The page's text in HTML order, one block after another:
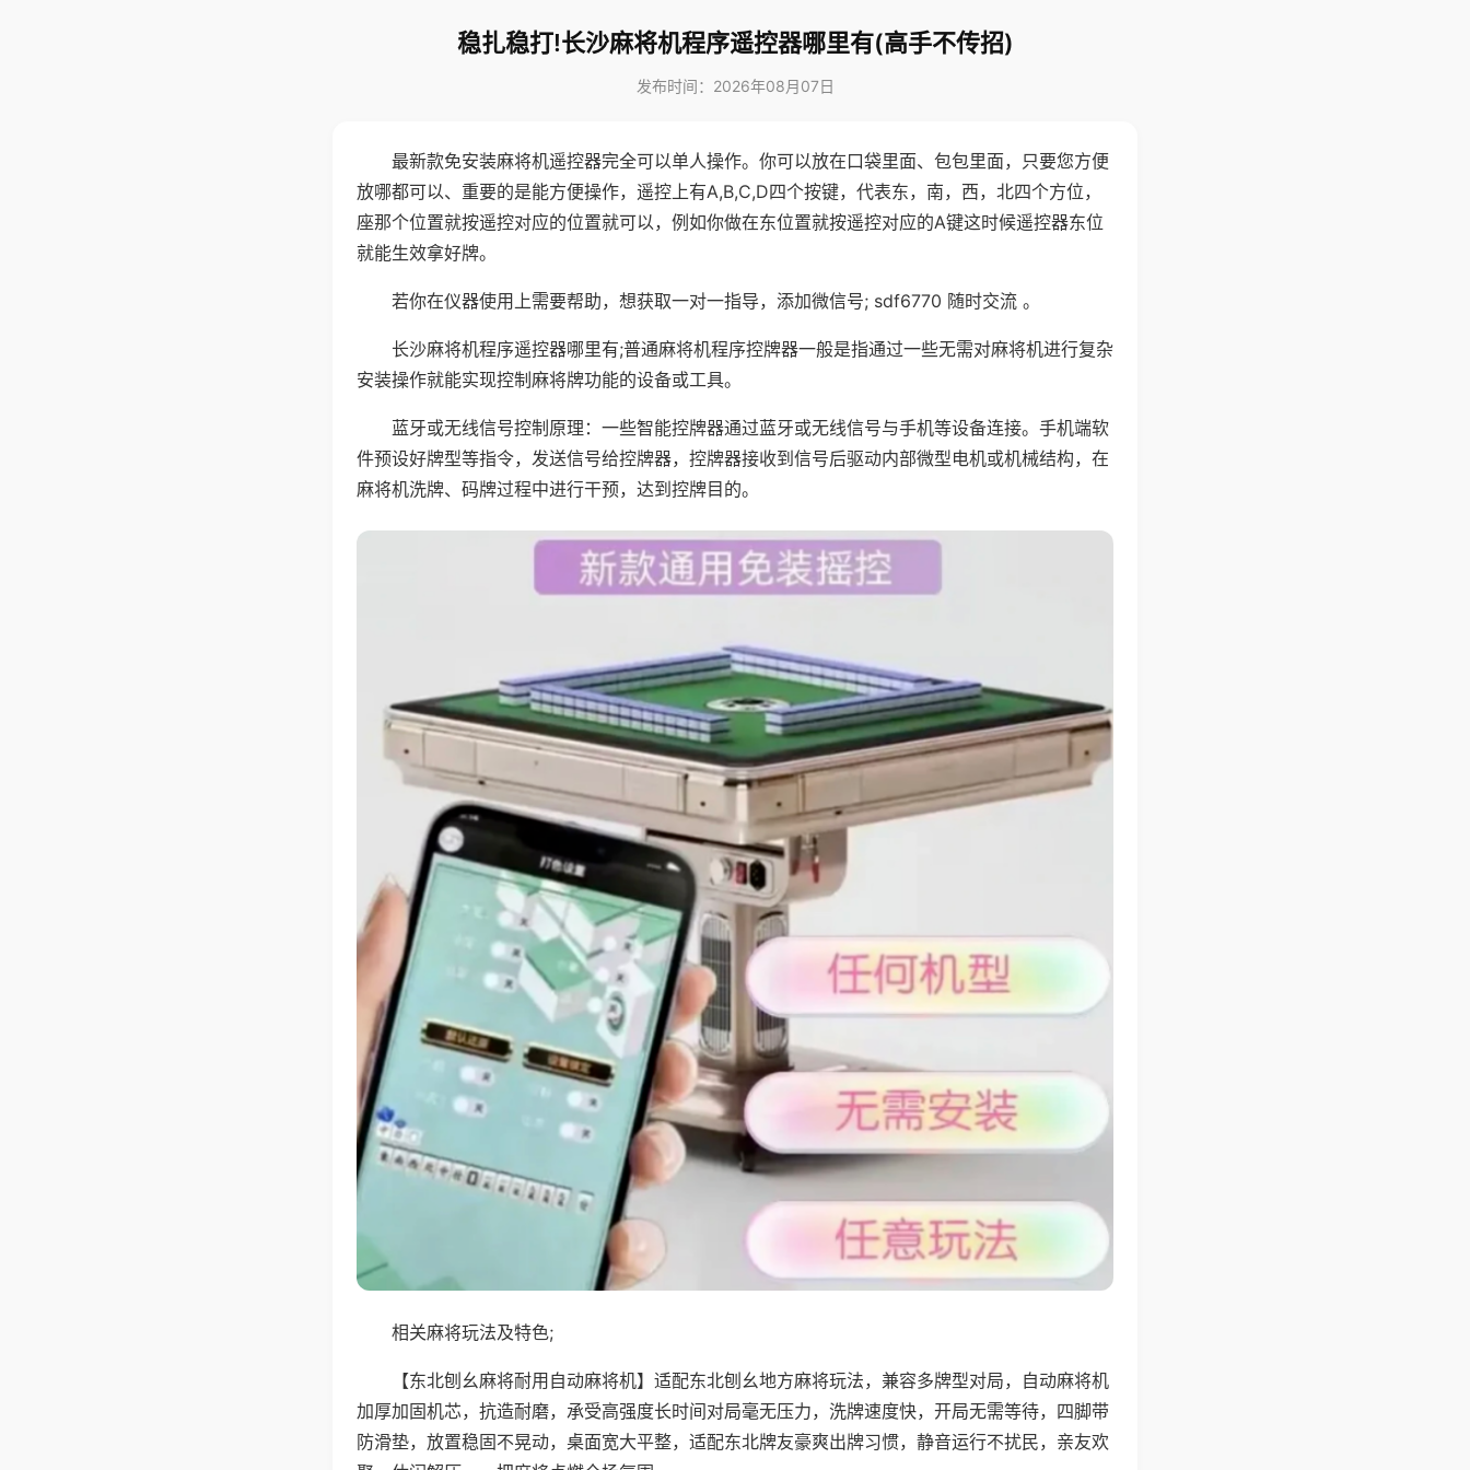
稳扎稳打!长沙麻将机程序遥控器哪里有(高手不传招)
发布时间：2026年08月07日
最新款免安装麻将机遥控器完全可以单人操作。你可以放在口袋里面、包包里面，只要您方便
放哪都可以、重要的是能方便操作，遥控上有A,B,C,D四个按键，代表东，南，西，北四个方位，
座那个位置就按遥控对应的位置就可以，例如你做在东位置就按遥控对应的A键这时候遥控器东位
就能生效拿好牌。
若你在仪器使用上需要帮助，想获取一对一指导，添加微信号; sdf6770 随时交流 。
长沙麻将机程序遥控器哪里有;普通麻将机程序控牌器一般是指通过一些无需对麻将机进行复杂
安装操作就能实现控制麻将牌功能的设备或工具。
蓝牙或无线信号控制原理：一些智能控牌器通过蓝牙或无线信号与手机等设备连接。手机端软
件预设好牌型等指令，发送信号给控牌器，控牌器接收到信号后驱动内部微型电机或机械结构，在
麻将机洗牌、码牌过程中进行干预，达到控牌目的。
相关麻将玩法及特色;
【东北刨幺麻将耐用自动麻将机】适配东北刨幺地方麻将玩法，兼容多牌型对局，自动麻将机
加厚加固机芯，抗造耐磨，承受高强度长时间对局毫无压力，洗牌速度快，开局无需等待，四脚带
防滑垫，放置稳固不晃动，桌面宽大平整，适配东北牌友豪爽出牌习惯，静音运行不扰民，亲友欢